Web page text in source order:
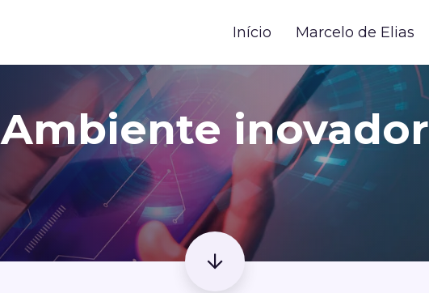
Início Marcelo de Elias
Ambiente inovador